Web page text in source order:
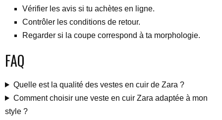
Vérifier les avis si tu achètes en ligne.
Contrôler les conditions de retour.
Regarder si la coupe correspond à ta morphologie.
FAQ
Quelle est la qualité des vestes en cuir de Zara ?
Comment choisir une veste en cuir Zara adaptée à mon
style ?